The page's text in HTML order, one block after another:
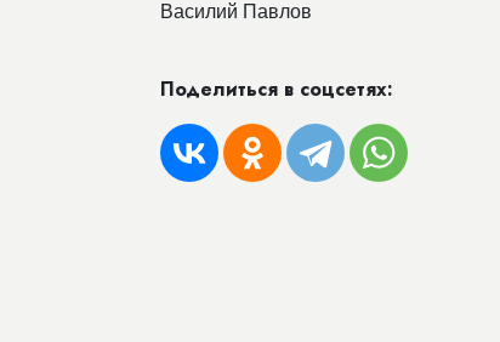
Василий Павлов
Поделиться в соцсетях: